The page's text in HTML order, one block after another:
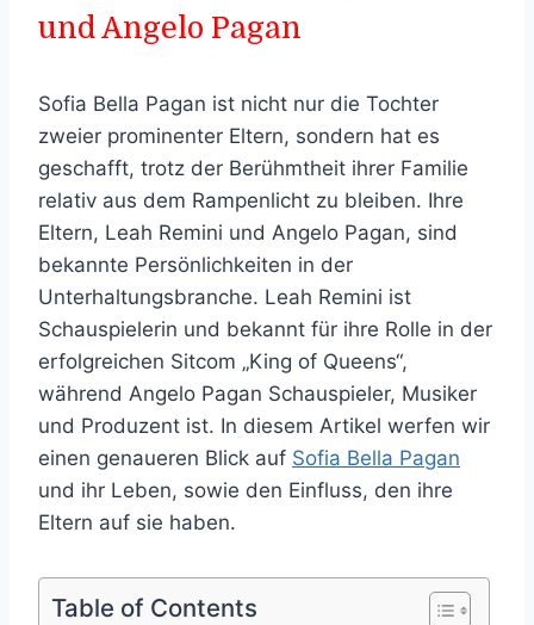
und Angelo Pagan
Sofia Bella Pagan ist nicht nur die Tochter
zweier prominenter Eltern, sondern hat es
geschafft, trotz der Berühmtheit ihrer Familie
relativ aus dem Rampenlicht zu bleiben. Ihre
Eltern, Leah Remini und Angelo Pagan, sind
bekannte Persönlichkeiten in der
Unterhaltungsbranche. Leah Remini ist
Schauspielerin und bekannt für ihre Rolle in der
erfolgreichen Sitcom „King of Queens“,
während Angelo Pagan Schauspieler, Musiker
und Produzent ist. In diesem Artikel werfen wir
einen genaueren Blick auf Sofia Bella Pagan
und ihr Leben, sowie den Einfluss, den ihre
Eltern auf sie haben.
Table of Contents